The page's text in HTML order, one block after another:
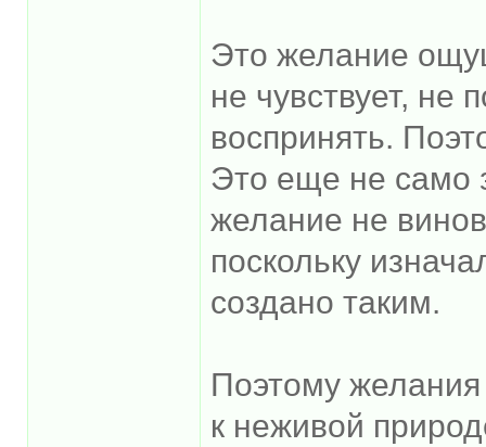
Это желание
не чувствует, не
воспринять.
Это еще не само
желание не
поскольку
создано таким.
Поэтому
к неживой